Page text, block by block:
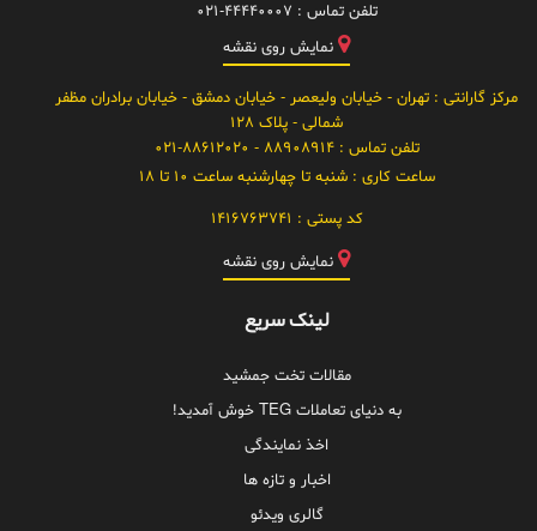
تلفن تماس : 021-44440007
نمایش روی نقشه
مرکز گارانتی : تهران - خیابان ولیعصر - خیابان دمشق - خیابان برادران مظفر
شمالی - پلاک 128
تلفن تماس :88908914 - 021-88612020
ساعت کاری :شنبه تا چهارشنبه ساعت 10 تا 18
کد پستی : 1416763741
نمایش روی نقشه
لینک سریع
مقالات تخت جمشید
به دنیای تعاملات TEG خوش آمدید!
اخذ نمایندگی
اخبار و تازه ها
گالری ویدئو